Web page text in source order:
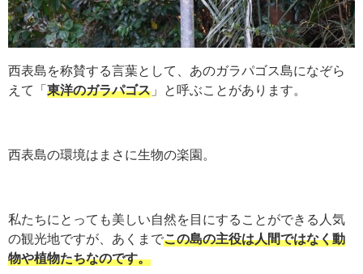
西表島を称賛する言葉として、あのガラパゴス島になぞら
えて「東洋のガラパゴス 」と呼ぶことがあります。
西表島の環境はまさに生物の楽園。
私たちにとっても美しい自然を目にすることができる人気
の観光地ですが、あくまでこの島の主役は人間ではなく動
物や植物たちなのです。